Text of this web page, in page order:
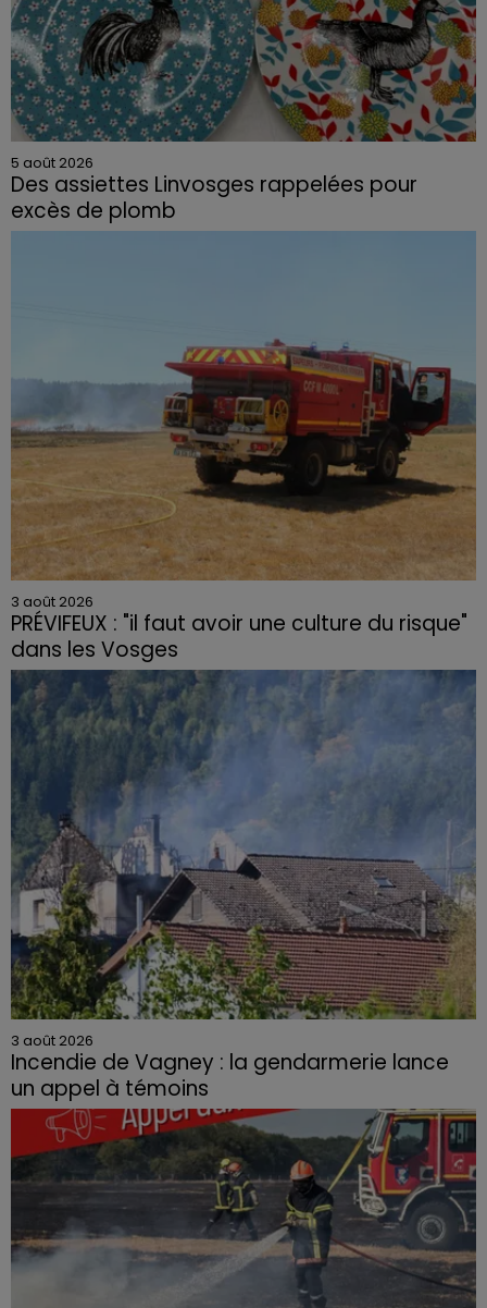
5 août 2026
Des assiettes Linvosges rappelées pour
excès de plomb
Du plomb a été détecté dans deux assiettes en
3 août 2026
PRÉVIFEUX : "il faut avoir une culture du risque"
dans les Vosges
3 août 2026
Incendie de Vagney : la gendarmerie lance
un appel à témoins
Le feu, parti d'une haie avant de se propager au
quartier résidentiel, avait détruit deux habitations et
contraint à l'évacuation d'une centaine de personnes.